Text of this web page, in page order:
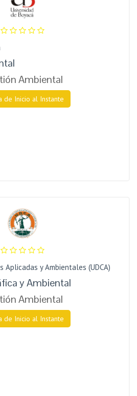
Ambiental
de Inicio al Instante
Aplicadas y Ambientales (UDCA)
y Ambiental
Ambiental
de Inicio al Instante